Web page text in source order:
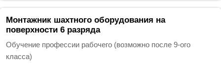
Монтажник шахтного оборудования на
поверхности 6 разряда
Обучение профессии рабочего (возможно после 9-ого
класса)